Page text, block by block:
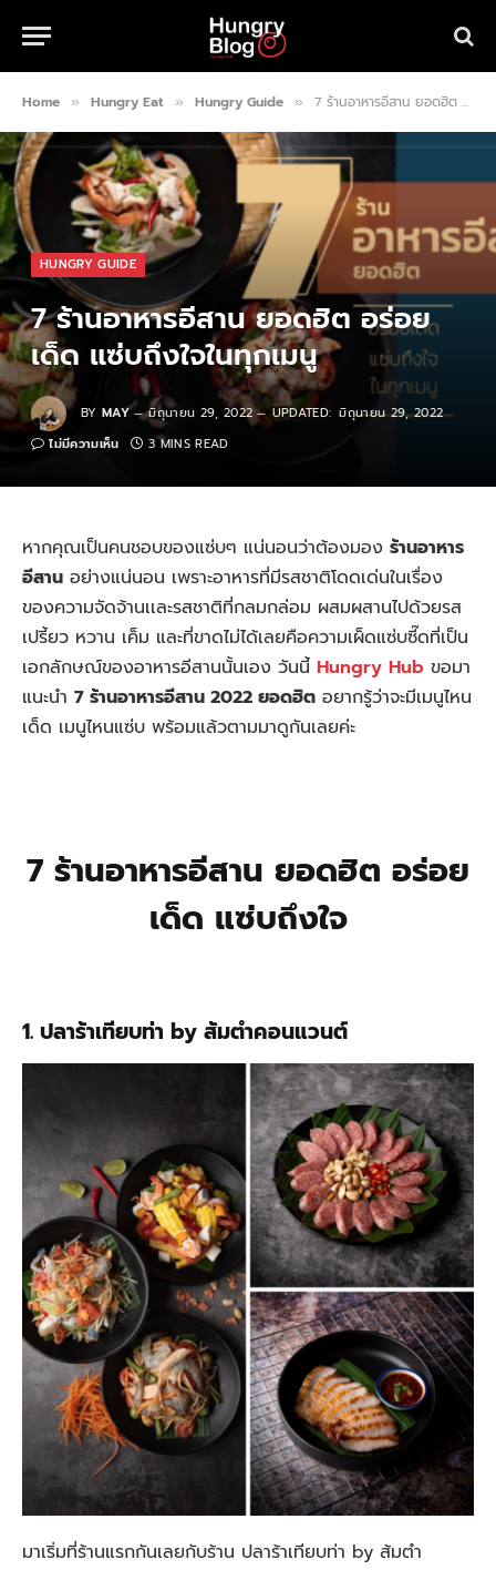
Home » Hungry Eat » Hungry Guide » 7 ร้านอาหารอีสาน ยอดฮิต อร่อยเด็ด แซ่บถึงใจในทุกเมนู
HUNGRY GUIDE
7 ร้านอาหารอีสาน ยอดฮิต อร่อย
เด็ด แซ่บถึงใจในทุกเมนู
BY MAY มิถุนายน 29, 2022 UPDATED: มิถุนายน 29, 2022
ไม่มีความเห็น
3 MINS READ
หากคุณเป็นคนชอบของแซ่บๆ แน่นอนว่าต้องมอง ร้านอาหาร
อีสาน อย่างแน่นอน เพราะอาหารที่มีรสชาติโดดเด่นในเรื่อง
ของความจัดจ้านเเละรสชาติที่กลมกล่อม ผสมผสานไปด้วยรส
เปรี้ยว หวาน เค็ม และที่ขาดไม่ได้เลยคือความเผ็ดแซ่บซี๊ดที่เป็น
เอกลักษณ์ของอาหารอีสานนั้นเอง วันนี้ Hungry Hub ขอมา
แนะนำ 7 ร้านอาหารอีสาน 2022 ยอดฮิต อยากรู้ว่าจะมีเมนูไหน
เด็ด เมนูไหนแซ่บ พร้อมแล้วตามมาดูกันเลยค่ะ
7 ร้านอาหารอีสาน ยอดฮิต อร่อย
เด็ด แซ่บถึงใจ
1. ปลาร้าเทียบท่า by ส้มตำคอนแวนต์
มาเริ่มที่ร้านแรกกันเลยกับร้าน ปลาร้าเทียบท่า by ส้มตำ